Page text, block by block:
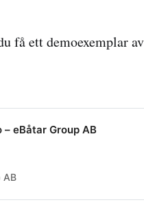
få ett demoexemplar
eBåtar Group AB
AB